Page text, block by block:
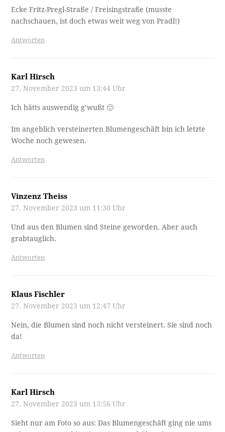
Ecke Fritz-Pregl-Straße / Freisingstraße (musste
nachschauen, ist doch etwas weit weg von Pradl!)
Antworten
Karl Hirsch
27. November 2023 um 13:44 Uhr
Ich hätts auswendig g’wußt 🙂
Im angeblich versteinerten Blumengeschäft bin ich letzte
Woche noch gewesen.
Antworten
Vinzenz Theiss
27. November 2023 um 11:30 Uhr
Und aus den Blumen sind Steine geworden. Aber auch
grabtauglich.
Antworten
Klaus Fischler
27. November 2023 um 12:47 Uhr
Nein, die Blumen sind noch nicht versteinert. Sie sind noch
da!
Antworten
Karl Hirsch
27. November 2023 um 13:56 Uhr
Sieht nur am Foto so aus: Das Blumengeschäft ging nie ums